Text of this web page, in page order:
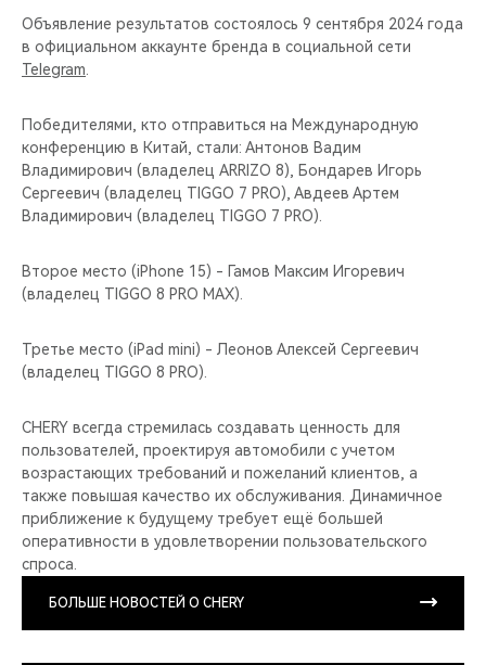
Объявление результатов состоялось 9 сентября 2024 года
в официальном аккаунте бренда в социальной сети
Telegram
Победителями, кто отправиться на Международную
конференцию в Китай, стали: Антонов Вадим
Владимирович (владелец ARRIZO 8), Бондарев Игорь
Сергеевич (владелец TIGGO 7 PRO), Авдеев Артем
Владимирович (владелец TIGGO 7 PRO).
Второе место (iPhone 15) - Гамов Максим Игоревич
(владелец TIGGO 8 PRO MAX).
Третье место (iPad mini) - Леонов Алексей Сергеевич
(владелец TIGGO 8 PRO).
CHERY всегда стремилась создавать ценность для
пользователей, проектируя автомобили с учетом
возрастающих требований и пожеланий клиентов, а
также повышая качество их обслуживания. Динамичное
приближение к будущему требует ещё большей
оперативности в удовлетворении пользовательского
спроса.
БОЛЬШЕ НОВОСТЕЙ О CHERY